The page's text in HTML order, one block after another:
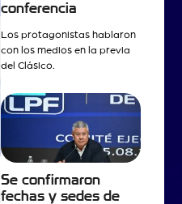
conferencia
Los protagonistas hablaron
con los medios en la previa
del Clásico.
Se confirmaron
fechas y sedes de